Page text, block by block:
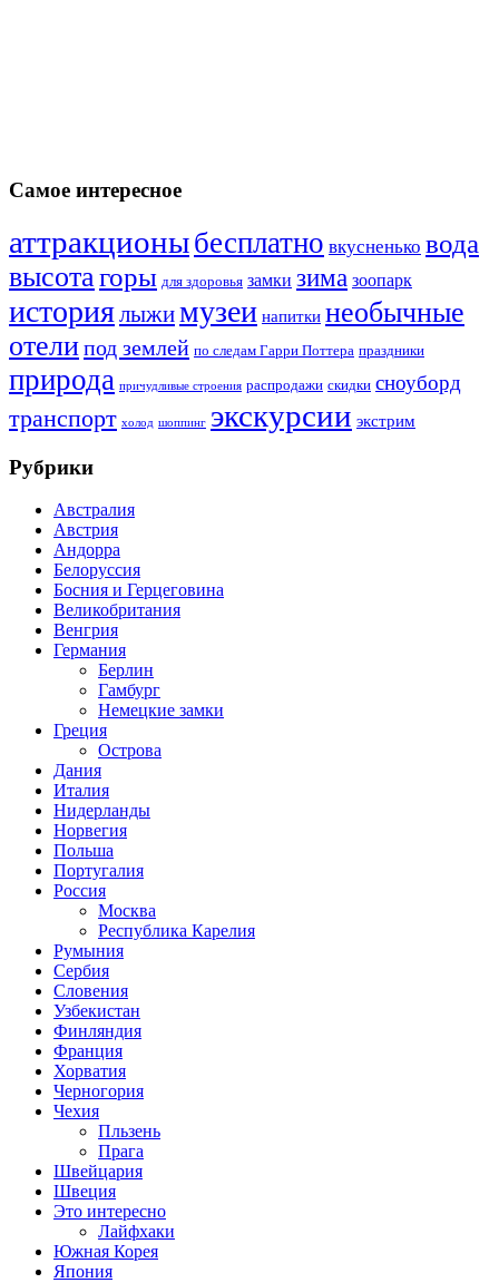
Самое интересное
аттракционыбесплатно вкусненько вода
высотагоры для здоровья замки зима зоопарк
историялыжимузеи напитки необычные
отелипод землей по следам Гарри Поттера праздники
природа причудливые строения распродажи скидки сноуборд
транспорт холод шоппинг экскурсии экстрим
Рубрики
Австралия
Австрия
Андорра
Белоруссия
Босния и Герцеговина
Великобритания
Венгрия
Германия
Берлин
Гамбург
Немецкие замки
Греция
Острова
Дания
Италия
Нидерланды
Норвегия
Польша
Португалия
Россия
Москва
Республика Карелия
Румыния
Сербия
Словения
Узбекистан
Финляндия
Франция
Хорватия
Черногория
Чехия
Пльзень
Прага
Швейцария
Швеция
Это интересно
Лайфхаки
Южная Корея
Япония